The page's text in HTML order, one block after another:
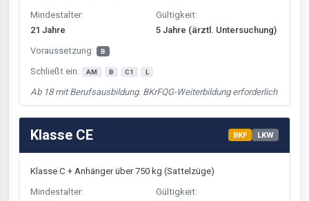
Mindestalter:
21 Jahre
Gültigkeit:
5 Jahre (ärztl. Untersuchung)
Voraussetzung:
B
Schließt ein: AM B C1 L
Ab 18 mit Berufsausbildung. BKrFQG-Weiterbildung erforderlich
Klasse CE BKF LKW
Klasse C + Anhänger über 750 kg (Sattelzüge)
Mindestalter:
Gültigkeit: